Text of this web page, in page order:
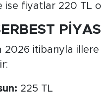
ise fiyatlar 220 TL
2026 itibarıyla illere
225 TL